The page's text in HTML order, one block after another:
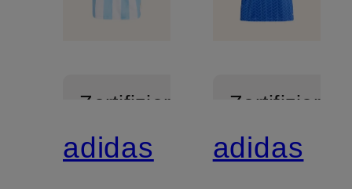
Zertifiziert
adidas
Zertifiziert
Mix &
adidas